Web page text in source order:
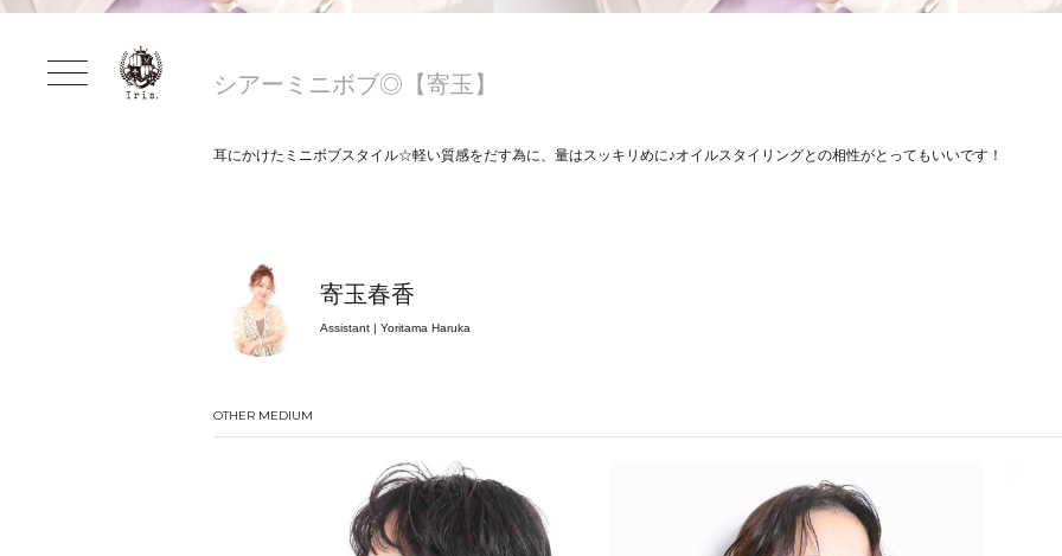
シアーミニボブ◎【寄玉】
耳にかけたミニボブスタイル☆軽い質感をだす為に、量はスッキリめに♪オイルスタイリングとの相性がとってもいいです！
寄玉春香
Assistant | Yoritama Haruka
OTHER MEDIUM